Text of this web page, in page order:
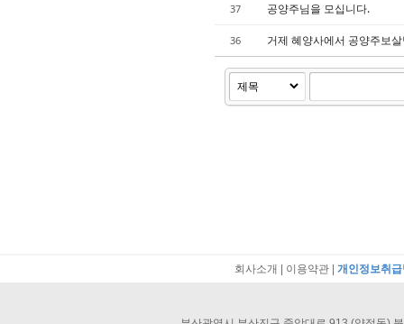
37 공양주님을 모십니다.
36 거제 혜양사에서 공양주보
회사소개 이용약관 |개인정보취